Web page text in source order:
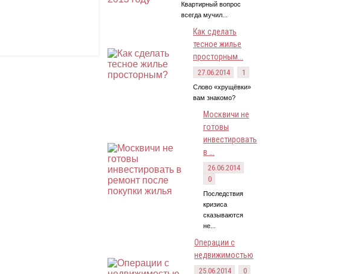
Квартирный вопрос
всегда мучил...
Как сделать
тесное жилье
просторным...
27.06.2014 1
Слово «хрущёвки»
вам знакомо?
Москвичи не
готовы
инвестировать
в ...
26.06.2014
0
Последствия
кризиса
сказываются
не...
Операции с
недвижимостью
25.06.2014 0